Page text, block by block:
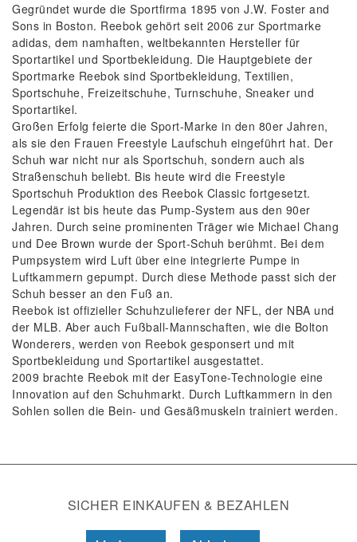
Gegründet wurde die Sportfirma 1895 von J.W. Foster and
Sons in Boston. Reebok gehört seit 2006 zur Sportmarke
adidas, dem namhaften, weltbekannten Hersteller für
Sportartikel und Sportbekleidung. Die Hauptgebiete der
Sportmarke Reebok sind Sportbekleidung, Textilien,
Sportschuhe, Freizeitschuhe, Turnschuhe, Sneaker und
Sportartikel.
Großen Erfolg feierte die Sport-Marke in den 80er Jahren,
als sie den Frauen Freestyle Laufschuh eingeführt hat. Der
Schuh war nicht nur als Sportschuh, sondern auch als
Straßenschuh beliebt. Bis heute wird die Freestyle
Sportschuh Produktion des Reebok Classic fortgesetzt.
Legendär ist bis heute das Pump-System aus den 90er
Jahren. Durch seine prominenten Träger wie Michael Chang
und Dee Brown wurde der Sport-Schuh berühmt. Bei dem
Pumpsystem wird Luft über eine integrierte Pumpe in
Luftkammern gepumpt. Durch diese Methode passt sich der
Schuh besser an den Fuß an.
Reebok ist offizieller Schuhzulieferer der NFL, der NBA und
der MLB. Aber auch Fußball-Mannschaften, wie die Bolton
Wonderers, werden von Reebok gesponsert und mit
Sportbekleidung und Sportartikel ausgestattet.
2009 brachte Reebok mit der EasyTone-Technologie eine
Innovation auf den Schuhmarkt. Durch Luftkammern in den
Sohlen sollen die Bein- und Gesäßmuskeln trainiert werden.
SICHER EINKAUFEN & BEZAHLEN